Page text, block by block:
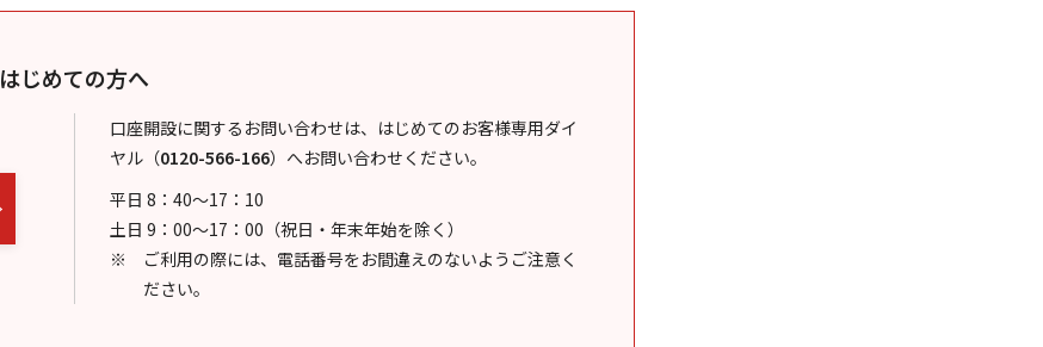
はじめての方へ
口座開設に関するお問い合わせは、はじめてのお客様専用ダイ
ヤル （0120-566-166） へお問い合わせください。
平日 8：40～17：10
土日 9：00～17：00（祝日・年末年始を除く）
ご利用の際には、電話番号をお間違えのないようご注意く
ださい。